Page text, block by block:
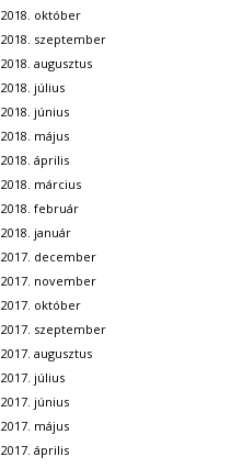
2018. október
2018. szeptember
2018. augusztus
2018. július
2018. június
2018. május
2018. április
2018. március
2018. február
2018. január
2017. december
2017. november
2017. október
2017. szeptember
2017. augusztus
2017. július
2017. június
2017. május
2017. április